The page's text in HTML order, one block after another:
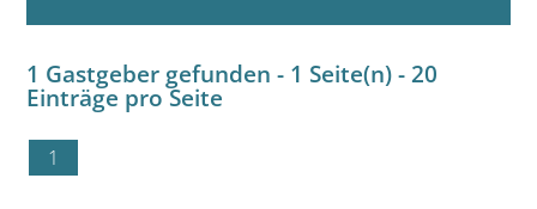
1 Gastgeber gefunden - 1 Seite(n) - 20
Einträge pro Seite
1